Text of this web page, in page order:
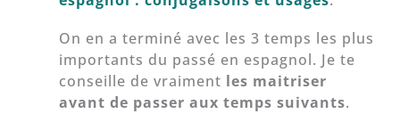
On en a terminé avec les 3 temps les plus
importants du passé en espagnol. Je te
conseille de vraiment les maitriser
avant de passer aux temps suivants.